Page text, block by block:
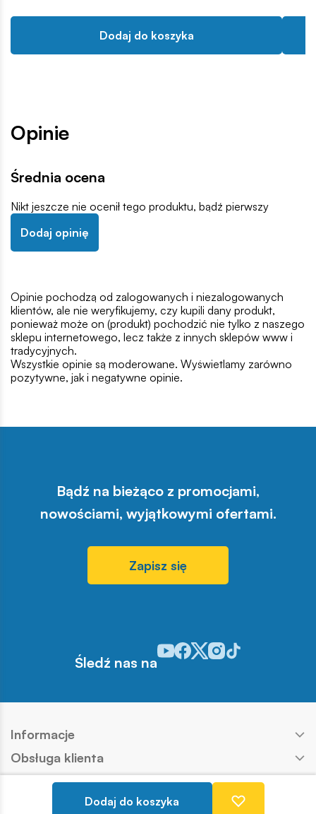
Dodaj do koszyka
Dodaj do koszyka
Opinie
Średnia ocena
Nikt jeszcze nie ocenił tego produktu, bądź pierwszy
Dodaj opinię
Opinie pochodzą od zalogowanych i niezalogowanych
klientów, ale nie weryfikujemy, czy kupili dany produkt,
ponieważ może on (produkt) pochodzić nie tylko z naszego
sklepu internetowego, lecz także z innych sklepów www i
tradycyjnych.
Wszystkie opinie są moderowane. Wyświetlamy zarówno
pozytywne, jak i negatywne opinie.
Bądź na bieżąco z promocjami,
nowościami, wyjątkowymi ofertami.
Zapisz się
Śledź nas na
Odwiedź nasz profil w serwisie
Odwiedź nasz profil w
Odwiedź nasz profil w
Odwiedź nasz profil w
Odwiedź nasz
Informacje
Obsługa klienta
Produkty